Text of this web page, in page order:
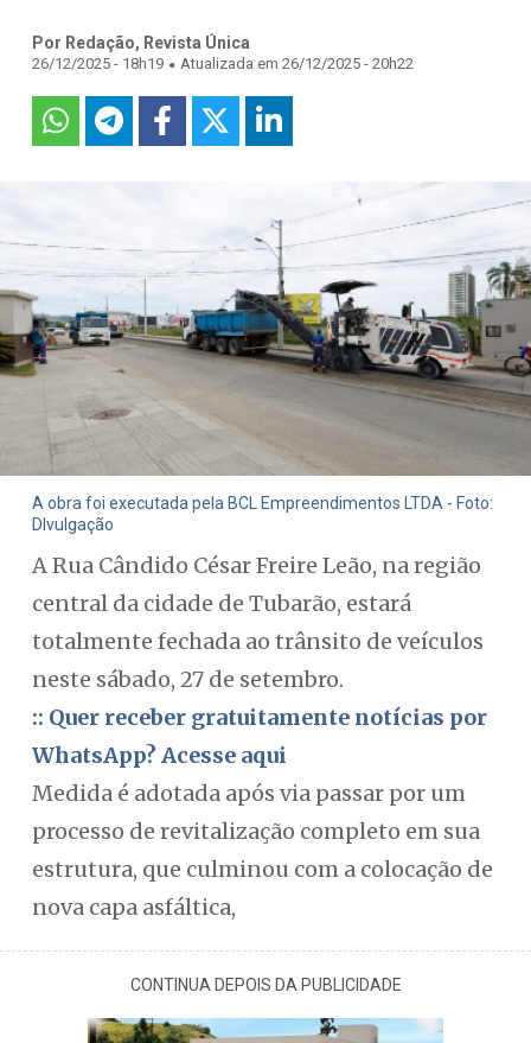
Por Redação, Revista Única
26/12/2025 - 18h19 . Atualizada em 26/12/2025 - 20h22
A obra foi executada pela BCL Empreendimentos LTDA - Foto:
DIvulgação
A Rua Cândido César Freire Leão, na região
central da cidade de Tubarão, estará
totalmente fechada ao trânsito de veículos
neste sábado, 27 de setembro.
:: Quer receber gratuitamente notícias por
WhatsApp? Acesse aqui
Medida é adotada após via passar por um
processo de revitalização completo em sua
estrutura, que culminou com a colocação de
nova capa asfáltica,
CONTINUA DEPOIS DA PUBLICIDADE